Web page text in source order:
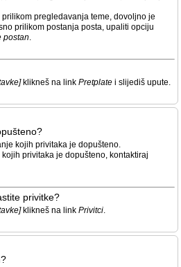
pregledavanja teme, dovoljno je
prilikom postanja posta, upaliti opciju
postan.
klikneš na link Pretplate i slijediš upute.
kojih privitaka je dopušteno.
privitaka je dopušteno, kontaktiraj
privitke?
klikneš na link Privitci.